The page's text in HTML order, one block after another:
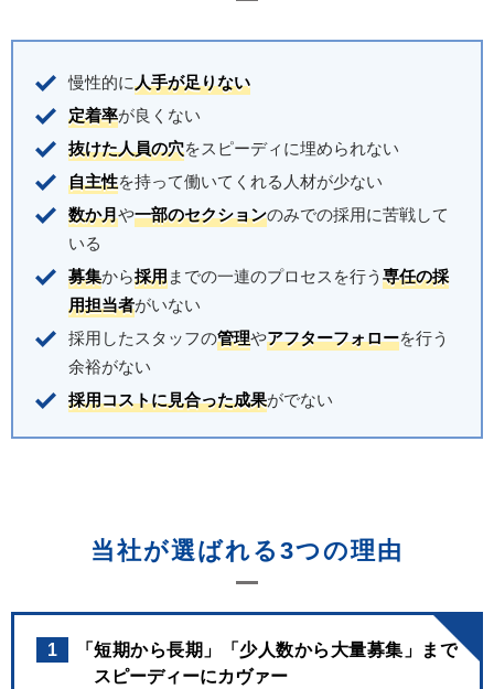
慢性的に人手が足りない
定着率が良くない
抜けた人員の穴をスピーディに埋められない
自主性を持って働いてくれる人材が少ない
数か月や一部のセクションのみでの採用に苦戦して
いる
募集から採用までの一連のプロセスを行う 専任の採
用担当者がいない
採用したスタッフの管理やアフターフォローを行う
余裕がない
採用コストに見合った成果がでない
当社が選ばれる3つの理由
1
「短期から長期」「少人数から大量募集」まで
スピーディーにカヴァー